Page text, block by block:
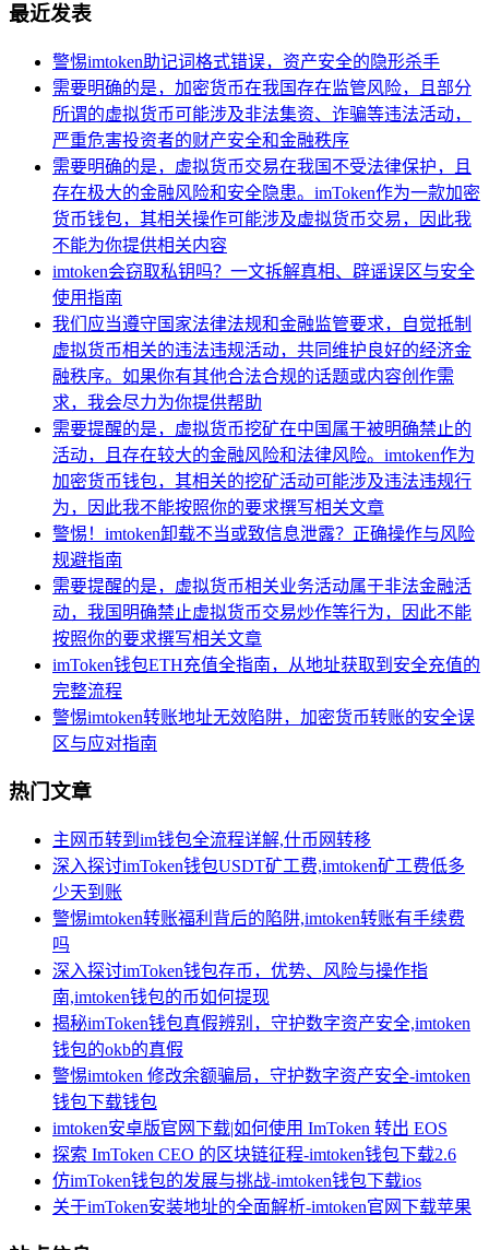
最近发表
警惕imtoken助记词格式错误，资产安全的隐形杀手
需要明确的是，加密货币在我国存在监管风险，且部分
所谓的虚拟货币可能涉及非法集资、诈骗等违法活动，
严重危害投资者的财产安全和金融秩序
需要明确的是，虚拟货币交易在我国不受法律保护，且
存在极大的金融风险和安全隐患。imToken作为一款加密
货币钱包，其相关操作可能涉及虚拟货币交易，因此我
不能为你提供相关内容
imtoken会窃取私钥吗？一文拆解真相、辟谣误区与安全
使用指南
我们应当遵守国家法律法规和金融监管要求，自觉抵制
虚拟货币相关的违法违规活动，共同维护良好的经济金
融秩序。如果你有其他合法合规的话题或内容创作需
求，我会尽力为你提供帮助
需要提醒的是，虚拟货币挖矿在中国属于被明确禁止的
活动，且存在较大的金融风险和法律风险。imtoken作为
加密货币钱包，其相关的挖矿活动可能涉及违法违规行
为，因此我不能按照你的要求撰写相关文章
警惕！imtoken卸载不当或致信息泄露？正确操作与风险
规避指南
需要提醒的是，虚拟货币相关业务活动属于非法金融活
动，我国明确禁止虚拟货币交易炒作等行为，因此不能
按照你的要求撰写相关文章
imToken钱包ETH充值全指南，从地址获取到安全充值的
完整流程
警惕imtoken转账地址无效陷阱，加密货币转账的安全误
区与应对指南
热门文章
主网币转到im钱包全流程详解,什币网转移
深入探讨imToken钱包USDT矿工费,imtoken矿工费低多
少天到账
警惕imtoken转账福利背后的陷阱,imtoken转账有手续费
吗
深入探讨imToken钱包存币，优势、风险与操作指
南,imtoken钱包的币如何提现
揭秘imToken钱包真假辨别，守护数字资产安全,imtoken
钱包的okb的真假
警惕imtoken 修改余额骗局，守护数字资产安全-imtoken
钱包下载钱包
imtoken安卓版官网下载|如何使用 ImToken 转出 EOS
探索 ImToken CEO 的区块链征程-imtoken钱包下载2.6
仿imToken钱包的发展与挑战-imtoken钱包下载ios
关于imToken安装地址的全面解析-imtoken官网下载苹果